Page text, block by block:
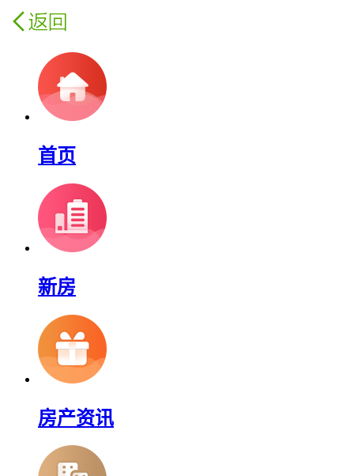
首页
新房
房产资讯